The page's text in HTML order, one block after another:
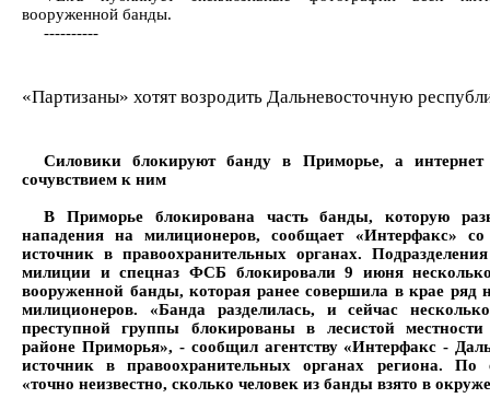
вооруженной банды.
----------
«Партизаны» хотят возродить Дальневосточную
Силовики блокируют банду в Приморье, а интернет
сочувствием к ним
В Приморье блокирована часть банды, которую
нападения на милиционеров, сообщает «Интерфакс»
источник в правоохранительных органах.
милиции и спецназ ФСБ блокировали 9 июня
вооруженной банды, которая ранее совершила в крае ряд
милиционеров. «Банда разделилась, и сейчас
преступной группы блокированы в лесистой
районе Приморья», - сообщил агентству «Интерфакс -
источник в правоохранительных органах региона. По
«точно неизвестно, сколько человек из банды взято в